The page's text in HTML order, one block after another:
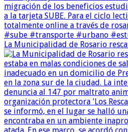
La Municipalidad de Rosario